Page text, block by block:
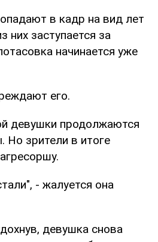
в кадр на вид лет
них заступается за
начинается уже
его.
девушки продолжаются
Но зрители в итоге
- жалуется она
девушка снова